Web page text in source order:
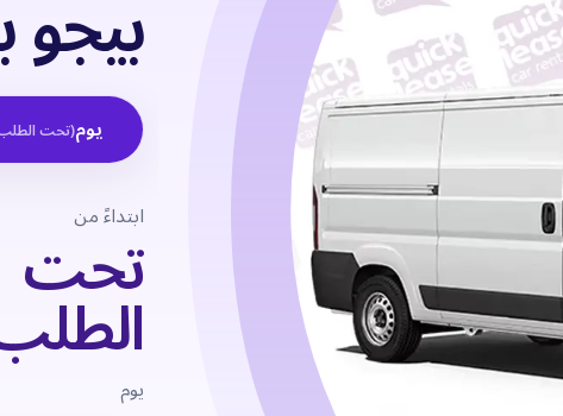
بيجو
يوم(تحت
ابتداءً من
تحت
يوم